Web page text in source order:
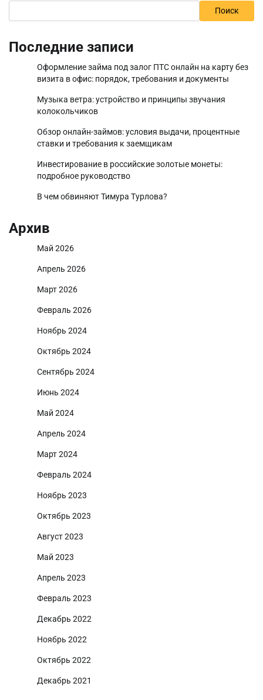
Поиск
Последние записи
Оформление займа под залог ПТС онлайн на карту без
визита в офис: порядок, требования и документы
Музыка ветра: устройство и принципы звучания
колокольчиков
Обзор онлайн-займов: условия выдачи, процентные
ставки и требования к заемщикам
Инвестирование в российские золотые монеты:
подробное руководство
В чем обвиняют Тимура Турлова?
Архив
Май 2026
Апрель 2026
Март 2026
Февраль 2026
Ноябрь 2024
Октябрь 2024
Сентябрь 2024
Июнь 2024
Май 2024
Апрель 2024
Март 2024
Февраль 2024
Ноябрь 2023
Октябрь 2023
Август 2023
Май 2023
Апрель 2023
Февраль 2023
Декабрь 2022
Ноябрь 2022
Октябрь 2022
Декабрь 2021